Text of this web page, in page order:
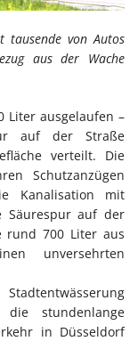
tausende von Autos
aus der Wache
Liter ausgelaufen –
auf der Straße
verteilt. Die
Schutzanzügen
Kanalisation mit
Säurespur auf der
rund 700 Liter aus
unversehrten
stundenlange
in Düsseldorf